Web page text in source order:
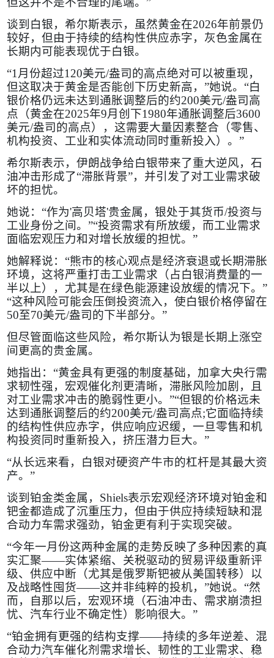
谈到白银，希尔斯表示，虽然黄金在2026年前景仍
较好，但由于持续的结构性供应赤字，灰色金属在
长期内可能表现优于白银。
“1 月份超过120美元/盎司的高点绝对可以被重现，
但这取决于黄金是否能创下历史新高，”她说。“白
银价格仍远未达到通胀调整后的约200美元/盎司高
点（黄金在2025年9月创下1980年通胀调整后3600
美元/盎司的高点），这需要大量因素整合（零售、
机构投资、工业和实体流动同时重新投入）。”
希尔斯表示，伊朗战争给白银带来了重大逆风，石
油冲击形成了“滞胀背景”，并引发了对工业需求破
坏的担忧。
她说：“作为'高贝塔'贵金属，银处于其货币/投资与
工业身份之间。”“投资需求有所放缓，而工业需求
面临宏观压力和对增长放缓的担忧。”
她解释说：“熊市的核心观点是经济衰退或长期滞胀
环境，这将严重打击工业需求（占白银消费量的一
半以上），尤其是在绿色能源建设放缓的情况下。”
“这种风险可能会压倒投资流入，使白银价格停留在
50至70美元/盎司的下半部分。”
但尽管面临这些风险，希尔斯认为银是长期上涨空
间更高的贵金属。
她指出：“黄金具有更强的制度基础，加拿大央行需
求韧性强，宏观催化剂更清晰，滞胀风险加剧，且
对工业需求冲击的脆弱性更小。”“但银的价格远未
达到通胀调整后的约200美元/盎司高点;它面临持续
的结构性供应赤字，供应响应迟缓，一旦零售和机
构投资同时重新投入，挤压潜力巨大。”
“从长远来看，白银对硬资产牛市的杠杆是其最大资
产。”
谈到铂金类金属， Shiels表示宏观经济环境对铂金和
钯金都造成了沉重压力，但由于供应持续短缺和混
合动力车需求强劲，铂金更有利于实现突破。
“今年一月份这两种金属的走势反映了多种因素的真
实汇聚——实体紧缩、关税驱动的贸易评级重新评
级、供应中断（尤其是俄罗斯钯被从美国转移）以
及战略性囤货——这并非纯粹的投机，”她说。“然
而，自那以后，宏观环境（石油冲击、需求崩溃担
忧、汽车行业不确定性）影响很大。”
“铂金拥有更强的结构支撑——持续的多年逆差、混
合动力汽车催化剂需求增长、韧性的工业需求、稳